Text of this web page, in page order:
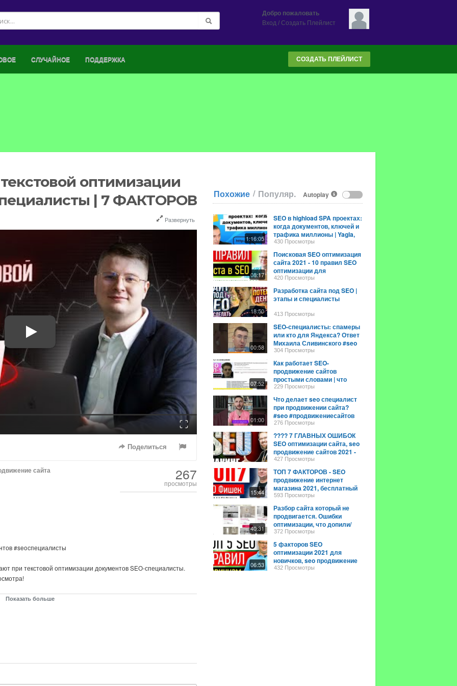
Добро пожаловать
Вход/ Создать Плейлист
СЛУЧАЙНОЕ ПОДДЕРЖКА СОЗДАТЬ ПЛЕЙЛИСТ
оптимизации
| 7 ФАКТОРОВ
Развернуть
Fullscreen
Поделиться
сайта 267
просмотры
#seoспециалисты
при текстовой оптимизации документов SEO-специалисты.
➡️ https://t.me/seomikhaylov
konsultacija-po-sajtu/
seomikhaylov
Показать больше
Autoplay
Похожие / Популяр.
1:16:05
SEO в highload SPA проектах:
когда документов, ключей и
трафика миллионы | Yagla,
RUTUBE
430 Просмотры
08:17
Поисковая SEO оптимизация
сайта 2021 - 10 правил SEO
оптимизации для
начинающих
420 Просмотры
18:50
Разработка сайта под SEO |
этапы и специалисты
413 Просмотры
00:58
SEO-специалисты: спамеры
или кто для Яндекса? Ответ
Михаила Сливинского #seo
#бизнес #яндекс
304 Просмотры
07:52
Как работает SEO-
продвижение сайтов
простыми словами | что
такое основы оптимизации
229 Просмотры
01:00
Что делает seo специалист
при продвижении сайта?
#seo #продвижениесайтов
276 Просмотры
???? 7 ГЛАВНЫХ ОШИБОК
SEO оптимизации сайта, seo
продвижение сайтов 2021 -
Михаил Шакин
427 Просмотры
15:44
ТОП 7 ФАКТОРОВ - SEO
продвижение интернет
магазина 2021, бесплатный
SEO трафик для Бизнеса
593 Просмотры
40:31
Разбор сайта который не
продвигается. Ошибки
оптимизации, что допили/
дописать, куда двигаться в
SEO
372 Просмотры
06:53
5 факторов SEO
оптимизации 2021 для
новичков, seo продвижение
сайта самостоятельно
432 Просмотры